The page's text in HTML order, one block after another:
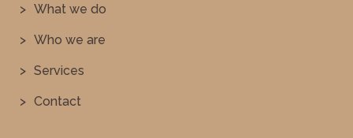
What we do
Who we are
Services
Contact